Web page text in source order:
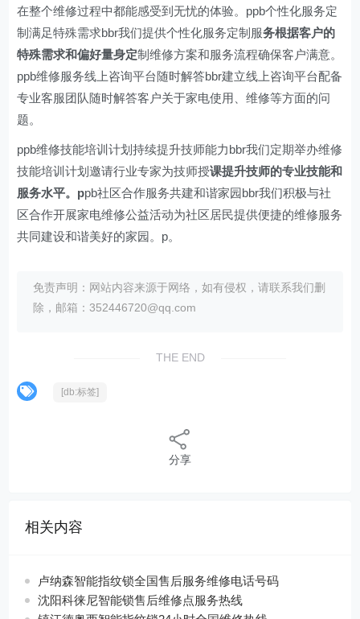
在整个维修过程中都能感受到无忧的体验。ppb个性化服务定
制满足特殊需求bbr我们提供个性化服务定制服务根据客户的
特殊需求和偏好量身定制维修方案和服务流程确保客户满意。
ppb维修服务线上咨询平台随时解答bbr建立线上咨询平台配备
专业客服团队随时解答客户关于家电使用、维修等方面的问
题。
ppb维修技能培训计划持续提升技师能力bbr我们定期举办维修
技能培训计划邀请行业专家为技师授课提升技师的专业技能和
服务水平。ppb社区合作服务共建和谐家园bbr我们积极与社
区合作开展家电维修公益活动为社区居民提供便捷的维修服务
共同建设和谐美好的家园。p。
免责声明：网站内容来源于网络，如有侵权，请联系我们删
除，邮箱：352446720@qq.com
THE END
[db:标签]
分享
相关内容
卢纳森智能指纹锁全国售后服务维修电话号码
沈阳科徕尼智能锁售后维修点服务热线